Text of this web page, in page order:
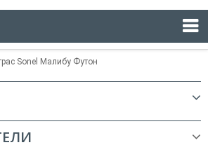
Sonel Малибу Футон